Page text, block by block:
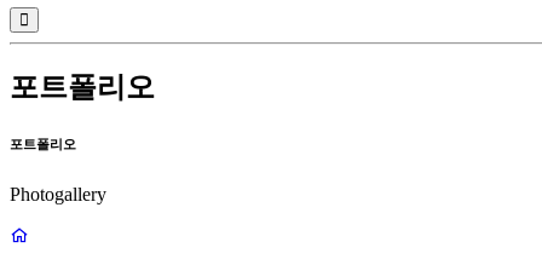
포트폴리오
포트폴리오
Photogallery